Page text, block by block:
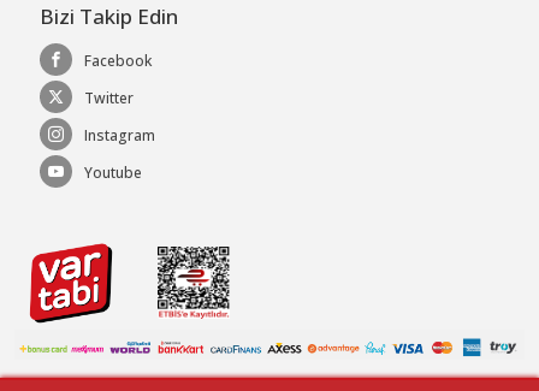
Bizi Takip Edin
Facebook
Twitter
Instagram
Youtube